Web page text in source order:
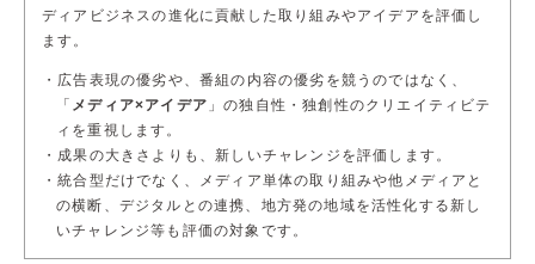
入賞作品
お問い合わせ
サイト利用規約 運営団体
プライバシーポリシー セキュリティーポリシー
ディアビジネスの進化に貢献した取り組みやアイデアを評価し
ます。
広告表現の優劣や、番組の内容の優劣を競うのではなく、
「 メディア×アイデア 」の独自性・独創性のクリエイティビテ
ィを重視します。
成果の大きさよりも、新しいチャレンジを評価します。
統合型だけでなく、メディア単体の取り組みや他メディアと
の横断、 デジタルとの連携、地方発の地域を活性化する新し
いチャレンジ等も 評価の対象です。